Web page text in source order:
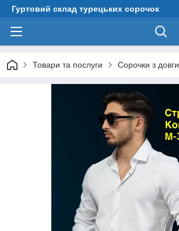
Гуртовий склад турецьких сорочок
Товари та послуги Сорочки з